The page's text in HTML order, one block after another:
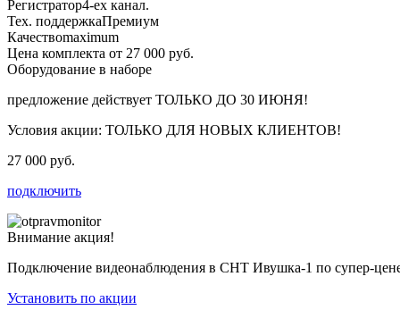
Регистратор4-ех канал.
Тех. поддержкаПремиум
Качествоmaximum
Цена комплекта от 27 000 руб.
Оборудование в наборе
предложение действует ТОЛЬКО ДО 30 ИЮНЯ!
Условия акции: ТОЛЬКО ДЛЯ НОВЫХ КЛИЕНТОВ!
27 000 руб.
подключить
Внимание акция!
Подключение видеонаблюдения в СНТ Ивушка-1 по супер-
Установить по акции